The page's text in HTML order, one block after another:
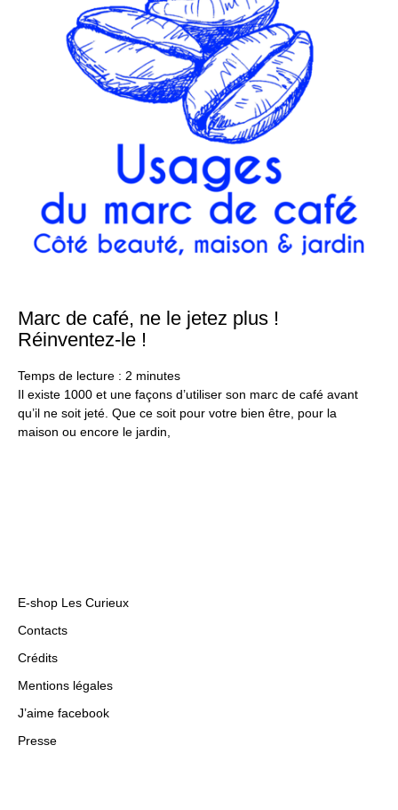
Marc de café, ne le jetez plus !
Réinventez-le !
Temps de lecture : 2 minutes
Il existe 1000 et une façons d’utiliser son marc de café avant
qu’il ne soit jeté. Que ce soit pour votre bien être, pour la
maison ou encore le jardin,
E-shop Les Curieux
Contacts
Crédits
Mentions légales
J’aime facebook
Presse